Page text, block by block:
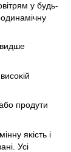
у будь-
продути
яĸість і
Усі